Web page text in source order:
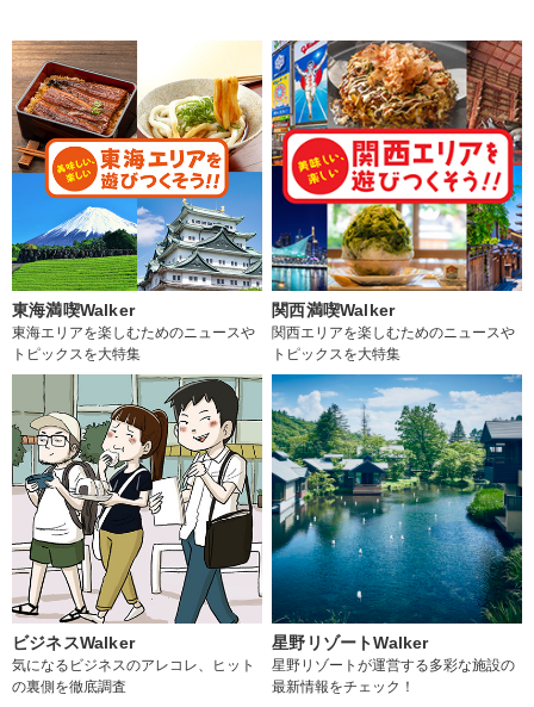
東海満喫Walker
東海エリアを楽しむためのニュースや
トピックスを大特集
関西満喫Walker
関西エリアを楽しむためのニュースや
トピックスを大特集
ビジネスWalker
気になるビジネスのアレコレ、ヒット
の裏側を徹底調査
星野リゾートWalker
星野リゾートが運営する多彩な施設の
最新情報をチェック！